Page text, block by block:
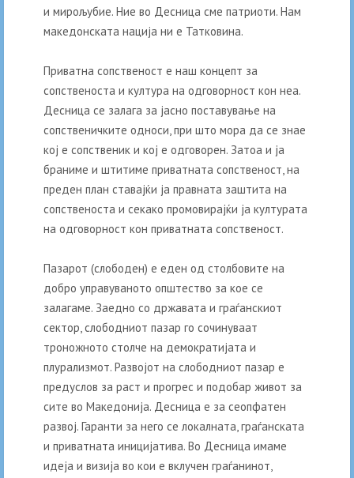
и мирољубие. Ние во Десница сме патриоти. Нам
македонската нација ни е Татковина.
Приватна сопственост е наш концепт за
сопственоста и култура на одговорност кон неа.
Десница се залага за јасно поставување на
сопственичките односи, при што мора да се знае
кој е сопственик и кој е одговорен. Затоа и ја
браниме и штитиме приватната сопственост, на
преден план ставајќи ја правната заштита на
сопственоста и секако промовирајќи ја културата
на одговорност кон приватната сопственост.
Пазарот (слободен) е еден од столбовите на
добро управуваното општество за кое се
залагаме. Заедно со државата и граѓанскиот
сектор, слободниот пазар го сочинуваат
троножното столче на демократијата и
плурализмот. Развојот на слободниот пазар е
предуслов за раст и прогрес и подобар живот за
сите во Македонија. Десница е за сеопфатен
развој. Гаранти за него се локалната, граѓанската
и приватната иницијатива. Во Десница имаме
идеја и визија во кои е вклучен граѓанинот,